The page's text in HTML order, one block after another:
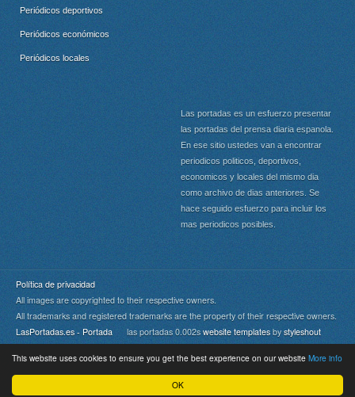
OK
This website uses cookies to ensure you get the best experience on our website More info
Periódicos deportivos
Periódicos económicos
Periódicos locales
Las portadas es un esfuerzo presentar
las portadas del prensa diaria espanola.
En ese sitio ustedes van a encontrar
periodicos politicos, deportivos,
economicos y locales del mismo dia
como archivo de dias anteriores. Se
hace seguido esfuerzo para incluir los
mas periodicos posibles.
Política de privacidad
All images are copyrighted to their respective owners.
All trademarks and registered trademarks are the property of their respective owners.
LasPortadas.es - Portada las portadas 0.002s website templates by styleshout